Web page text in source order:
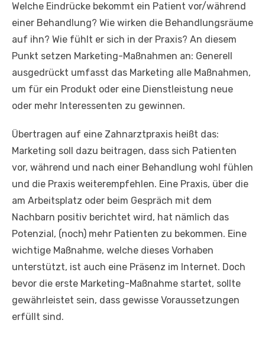
Welche Eindrücke bekommt ein Patient vor/während
einer Behandlung? Wie wirken die Behandlungsräume
auf ihn? Wie fühlt er sich in der Praxis? An diesem
Punkt setzen Marketing-Maßnahmen an: Generell
ausgedrückt umfasst das Marketing alle Maßnahmen,
um für ein Produkt oder eine Dienstleistung neue
oder mehr Interessenten zu gewinnen.
Übertragen auf eine Zahnarztpraxis heißt das:
Marketing soll dazu beitragen, dass sich Patienten
vor, während und nach einer Behandlung wohl fühlen
und die Praxis weiterempfehlen. Eine Praxis, über die
am Arbeitsplatz oder beim Gespräch mit dem
Nachbarn positiv berichtet wird, hat nämlich das
Potenzial, (noch) mehr Patienten zu bekommen. Eine
wichtige Maßnahme, welche dieses Vorhaben
unterstützt, ist auch eine Präsenz im Internet. Doch
bevor die erste Marketing-Maßnahme startet, sollte
gewährleistet sein, dass gewisse Voraussetzungen
erfüllt sind.